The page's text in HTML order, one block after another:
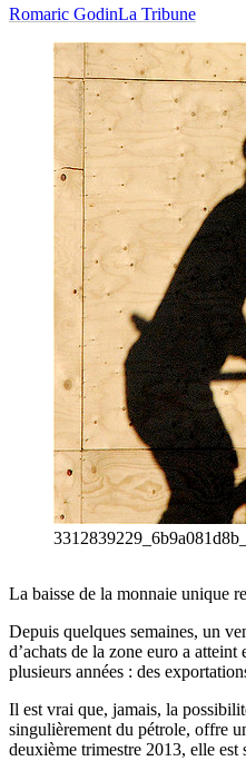
Romaric GodinLa Tribune
La baisse de la monnaie unique
Depuis quelques semaines, un
d’achats de la zone euro a
plusieurs années : des
Il est vrai que, jamais, la
singulièrement du pétrole, offre
deuxième trimestre 2013, elle est